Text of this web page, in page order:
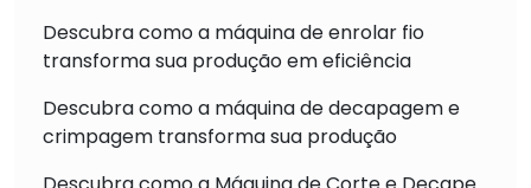
Descubra como a máquina de enrolar fio
transforma sua produção em eficiência
Descubra como a máquina de decapagem e
crimpagem transforma sua produção